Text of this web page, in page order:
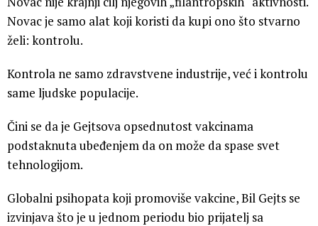
Novac je samo alat koji koristi da kupi ono što stvarno
želi: kontrolu.
Kontrola ne samo zdravstvene industrije, već i kontrolu
same ljudske populacije.
Čini se da je Gejtsova opsednutost vakcinama
podstaknuta ubeđenjem da on može da spase svet
tehnologijom.
Globalni psihopata koji promoviše vakcine, Bil Gejts se
izvinjava što je u jednom periodu bio prijatelj sa